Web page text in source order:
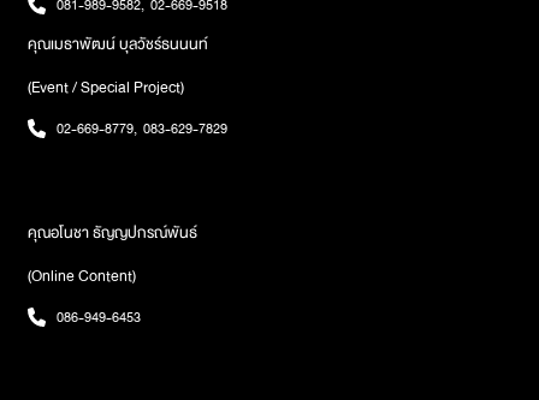
EFM STATIONรับชมรายการสดได้ทุกวันพุธ เวลา 21.00-23.00 น.
ทางรายการวิทยุ EFM94 และ App Atime Fung Fin
แล้ววันใดวันหนึ่งมันดันเข้ากันไม่ได้แล้วเราเลือกเขาไปแล้ว เราจะเสียทั้ง
เพื่อนเสียทั้งผู้ชายเลย ซึ่งคำถามที่อยากจะปรึกษาดีเจทั้งสามคนมี
เปล่า? ที่มองว่าตอนนี้มันเป็นแค่คนคุย แต่เพื่อนในกลุ่มหนูทุกคนมองว่า
มันเป็นเรื่องผิดปกติและไม่สมควรที่จะคุยต่อจากเพื่อน ส่วนคำถามที่
ของที่แกไม่เคยกิน แกไม่มีสิทธิ์ห้ามคนอื่นกิน เห็นแก่ตัวแบบนี้ไม่เรียกว่า
แอบคบ อย่าให้มันรู้และถ้าเกิดมันไปไม่รอดก็กลับมาหาเพื่อน แต่เพื่อน
กลุ่มนี้ไม่โอเคเท่าไหร่ เอาแต่ใจตัวเอง ไม่มีความเมตตาในจิตใจสักนิดเลย’
คุณเมธาพัฒน์ บุลวัชร์ธนนนท์
(Event / Special Project)
02-669-8779, 083-629-7829
คุณอโนชา ธัญญปกรณ์พันธ์
(Online Content)
086-949-6453